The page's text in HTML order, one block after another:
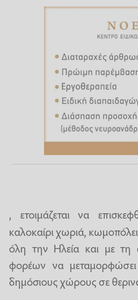
, ετοιμάζεται να
καλοκαίρι χωριά,
όλη την Ηλεία και με τη
φορέων να μεταμορφώσει
δημόσιους χώρους σε